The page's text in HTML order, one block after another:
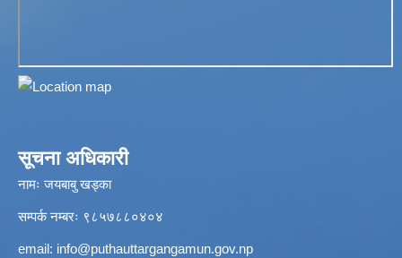
सूचना अधिकारी
नामः जयबाबु खड्का
सम्पर्क नम्बरः ९८५७८८०४०४
email: info@puthauttargangamun.gov.np